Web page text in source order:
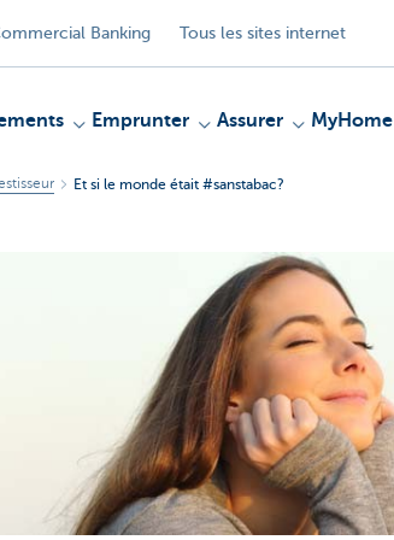
Banking Tous les sites internet
Emprunter Assurer MyHome
Et si le monde était #sanstabac?